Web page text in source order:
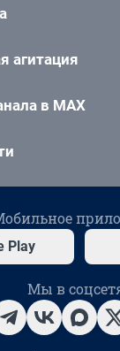
агитация
в MAX
Play
Мы в